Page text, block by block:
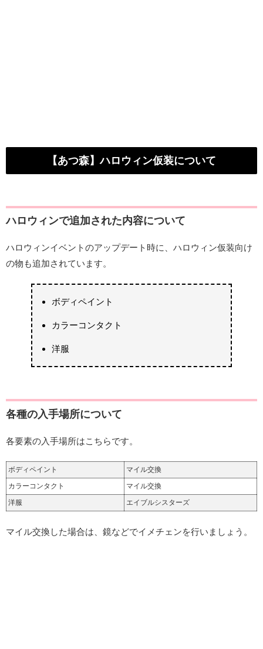
【あつ森】ハロウィン仮装について
ハロウィンで追加された内容について
ハロウィンイベントのアップデート時に、ハロウィン仮装向け
の物も追加されています。
ボディペイント
カラーコンタクト
洋服
各種の入手場所について
各要素の入手場所はこちらです。
ボディペイント
マイル交換
カラーコンタクト
マイル交換
洋服
エイブルシスターズ
マイル交換した場合は、鏡などでイメチェンを行いましょう。